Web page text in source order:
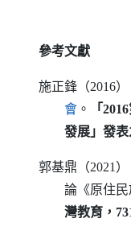
參考文獻
施正鋒（2016）
會
（另開新視窗
。
「
發展」發
郭基鼎（2021
論《原住
灣教育，